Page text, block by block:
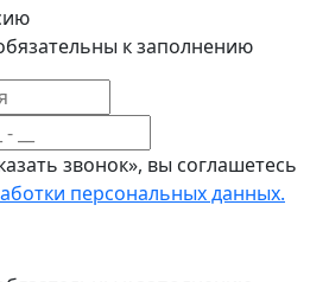
к заполнению
звонок», вы соглашетесь
персональных данных.